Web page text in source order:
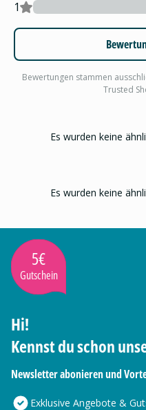
1
Bewertungen stammen
Trusted
Es wurden keine
Es wurden keine
5€
Gutschein
Hi!
Kennst du schon
Newsletter abonieren und
Exklusive Angebote &